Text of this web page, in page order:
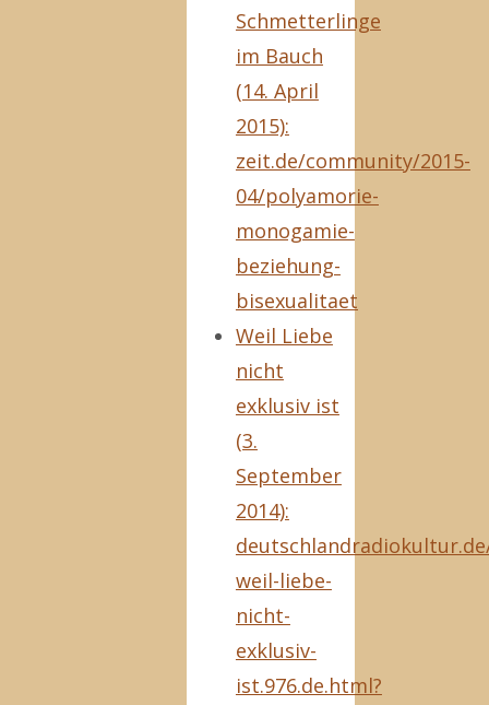
Schmetterlinge
im Bauch
(14. April
2015):
zeit.de/community/2015-
04/polyamorie-
monogamie-
beziehung-
bisexualitaet
Weil Liebe
nicht
exklusiv ist
(3.
September
2014):
weil-liebe-
nicht-
exklusiv-
ist.976.de.html?